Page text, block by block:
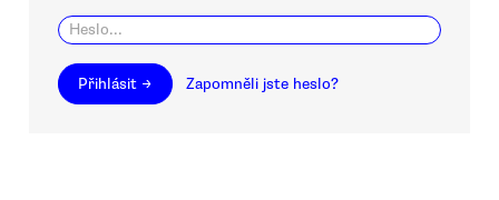
Přihlásit → Zapomněli jste heslo?